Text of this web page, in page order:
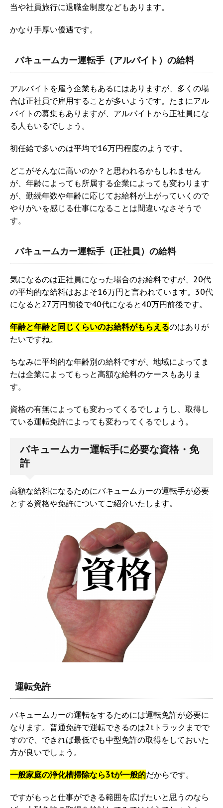
当や社員旅行に退職金制度などもあります。
かなり手厚い優遇です。
バキュームカー運転手（アルバイト）の給料
アルバイトを雇う企業もあるにはありますが、多くの場
合は正社員で雇用することが多いようです。たまにアル
バイトの募集もありますが、アルバイトから正社員にな
る人もいるでしょう。
初任給で多いのは平均で16万円程度のようです。
どこがそんなに高いのか？と思われるかもしれません
が、年齢によっても所属する企業によっても変わります
が、勤続年数や年齢に応じてお給料が上がっていくので
やりがいを感じる仕事になることは間違いなさそうで
す。
バキュームカー運転手（正社員）の給料
気になるのは正社員になった場合のお給料ですが、20代
の平均的な給料はおよそ16万円と言われています。30代
になると27万円前後で40代になると40万円前後です。
年齢と年齢と同じくらいのお給料がもらえるのはありが
たいですね。
ちなみに平均的な年齢別の給料ですが、地域によってま
たは企業によってもっと高額な給料のケースもありま
す。
資格の有無によっても変わってくるでしょうし、取得し
ている運転免許によっても変わってくるでしょう。
バキュームカー運転手に必要な資格・免
許
高額な給料になるためにバキュームカーの運転手が必要
とする資格や免許についてご紹介いたします。
運転免許
バキュームカーの運転をするためには運転免許が必要に
なります。普通免許で運転できるのは2tトラックまでで
すので、できれば最低でも中型免許の取得をしておいた
方が良いでしょう。
一般家庭の浄化槽掃除なら3tが一般的だからです。
ですがもっと仕事ができる範囲を広げたいと思うのなら